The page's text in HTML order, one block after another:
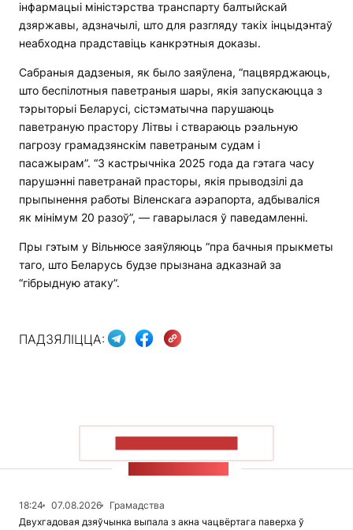
інфармацыі міністэрства транспарту балтыйскай
дзяржавы, адзначылі, што для разгляду такіх інцыдэнтаў
неабходна прадставіць канкрэтныя доказы.
Сабраныя дадзеныя, як было заяўлена, “пацвярджаюць,
што беспілотныя паветраныя шары, якія запускаюцца з
тэрыторыі Беларусі, сістэматычна парушаюць
паветраную прастору Літвы і ствараюць рэальную
пагрозу грамадзянскім паветраным судам і
пасажырам”. “З кастрычніка 2025 года да гэтага часу
парушэнні паветранай прасторы, якія прыводзілі да
прыпынення работы Віленскага аэрапорта, адбываліся
як мінімум 20 разоў”, — гаварылася ў паведамленні.
Пры гэтым у Вільнюсе заяўляюць “пра бачныя прыкметы
таго, што Беларусь будзе прызнана адказнай за
“гібрыдную атаку”.
ПАДЗЯЛІЦЦА:
18:24 07.08.2026
Грамадства
Двухгадовая дзяўчынка выпала з акна чацвёртага паверха ў